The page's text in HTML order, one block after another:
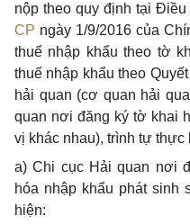
nộp theo quy định tại Điều
CP ngày 1/9/2016 của
thuế nhập khẩu theo tờ
thuế nhập khẩu theo
hải quan (cơ quan hải
quan nơi đăng ký tờ khai
vị khác nhau), trình tự thực
a) Chi cục Hải quan nơi đ
hóa nhập khẩu phát sinh
hiện: